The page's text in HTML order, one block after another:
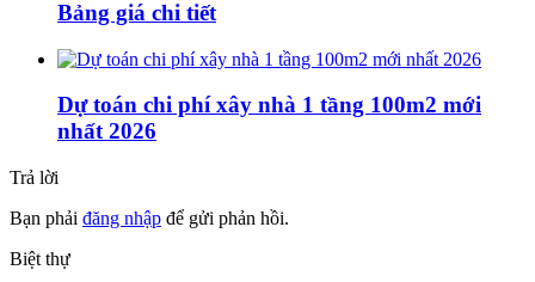
Bảng giá chi tiết
Dự toán chi phí xây nhà 1 tầng 100m2 mới
nhất 2026
Trả lời
Bạn phải đăng nhập để gửi phản hồi.
Biệt thự